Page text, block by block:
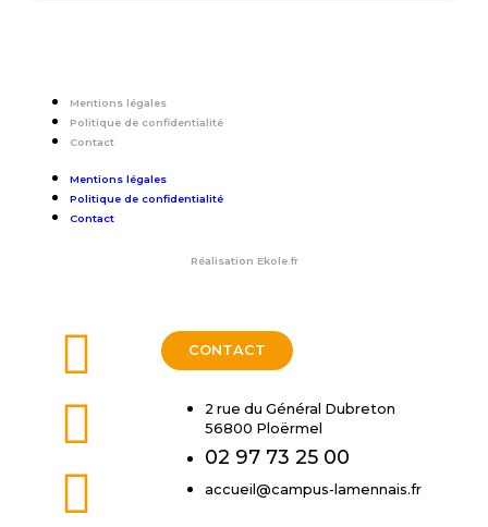
Mentions légales
Politique de confidentialité
Contact
Mentions légales
Politique de confidentialité
Contact
Réalisation Ekole.fr
CONTACT
2 rue du Général Dubreton
56800 Ploërmel
02 97 73 25 00
accueil@campus-lamennais.fr